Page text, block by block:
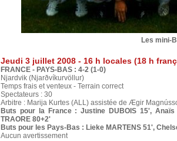
Les mini-
Jeudi 3 juillet 2008 - 16 h locales (18 h
FRANCE - PAYS-BAS : 4-2 (1-0)
Njardvik (Njarðvíkurvöllur)
Temps frais et venteux - Terrain correct
Spectateurs : 30
Arbitre : Marija Kurtes (ALL) assistée de Ægir
Buts pour la France : Justine DUBOIS 15', Anaïs
TRAORE 80+2'
Buts pour les Pays-Bas : Lieke MARTENS 51',
Aucun avertissement